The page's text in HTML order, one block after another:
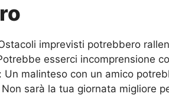
imprevisti potrebbero
esserci incomprensione
Un malinteso con un amico
Non sarà la tua giornata migliore